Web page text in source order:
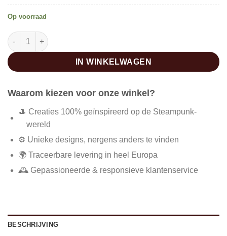
Op voorraad
Steampunk pantserhandschoen aantal
IN WINKELWAGEN
Waarom kiezen voor onze winkel?
🎩 Creaties 100% geïnspireerd op de Steampunk-
wereld
⚙️ Unieke designs, nergens anders te vinden
🌍 Traceerbare levering in heel Europa
🕰️ Gepassioneerde & responsieve klantenservice
BESCHRIJVING